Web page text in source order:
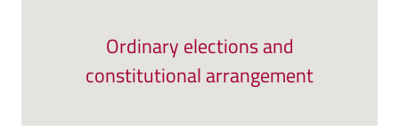
Ordinary elections and
constitutional arrangement